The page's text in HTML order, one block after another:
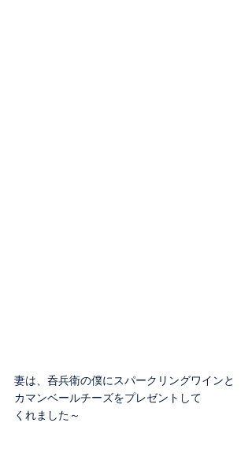
妻は、呑兵衛の僕にスパークリングワインと
カマンベールチーズをプレゼントして
くれました～